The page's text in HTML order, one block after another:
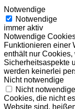
Notwendige
Notwendige
immer aktiv
Notwendige
Funktionieren einer
enthält nur
Sicherheitsaspekte
werden keinerlei
Nicht notwendige
Nicht notwendige
Cookies, die nicht
Website sind,